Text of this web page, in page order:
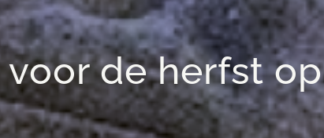
voor de herfst op